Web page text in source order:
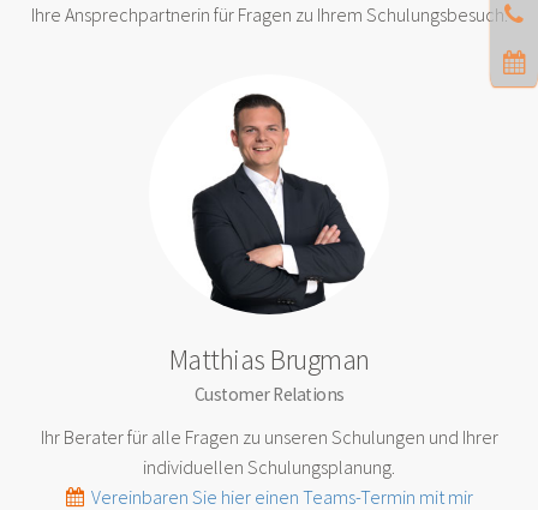
Ihre Ansprechpartnerin für Fragen zu Ihrem Schulungsbesuch.
Matthias Brugman
Customer Relations
Ihr Berater für alle Fragen zu unseren Schulungen und Ihrer
individuellen Schulungsplanung.
Vereinbaren Sie hier einen Teams-Termin mit mir